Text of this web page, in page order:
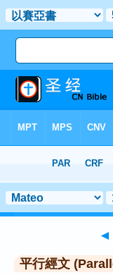
章 51> 聖經金句 1
◄
平行經文